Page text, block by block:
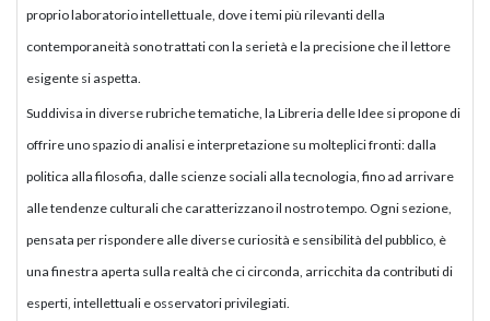
proprio laboratorio intellettuale, dove i temi più rilevanti della
contemporaneità sono trattati con la serietà e la precisione che il lettore
esigente si aspetta.
Suddivisa in diverse rubriche tematiche, la Libreria delle Idee si propone di
offrire uno spazio di analisi e interpretazione su molteplici fronti: dalla
politica alla filosofia, dalle scienze sociali alla tecnologia, fino ad arrivare
alle tendenze culturali che caratterizzano il nostro tempo. Ogni sezione,
pensata per rispondere alle diverse curiosità e sensibilità del pubblico, è
una finestra aperta sulla realtà che ci circonda, arricchita da contributi di
esperti, intellettuali e osservatori privilegiati.